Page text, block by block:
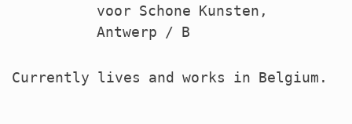
voor Schone Kunsten,
Antwerp / B
Currently lives and works in Belgium.